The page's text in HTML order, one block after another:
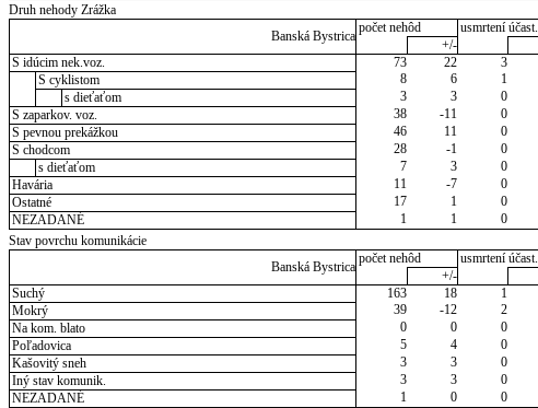
Druh nehody Zrážka
Banská Bystrica
počet nehôd usmrtení účast.
+/-
S idúcim nek.voz.
73 22 3
S cyklistom
8 6 1
s dieťaťom
3 3 0
S zaparkov. voz.
38 -11 0
S pevnou prekážkou
46 11 0
S chodcom
28 -1 0
s dieťaťom
7 3 0
Havária
11 -7 0
Ostatné
17 1 0
NEZADANÉ
1 1 0
Stav povrchu komunikácie
Banská Bystrica
počet nehôd usmrtení účast.
+/-
Suchý
163 18 1
Mokrý
39 -12 2
Na kom. blato
0 0 0
Poľadovica
5 4 0
Kašovitý sneh
3 3 0
Iný stav komunik.
3 3 0
NEZADANÉ
1 0 0